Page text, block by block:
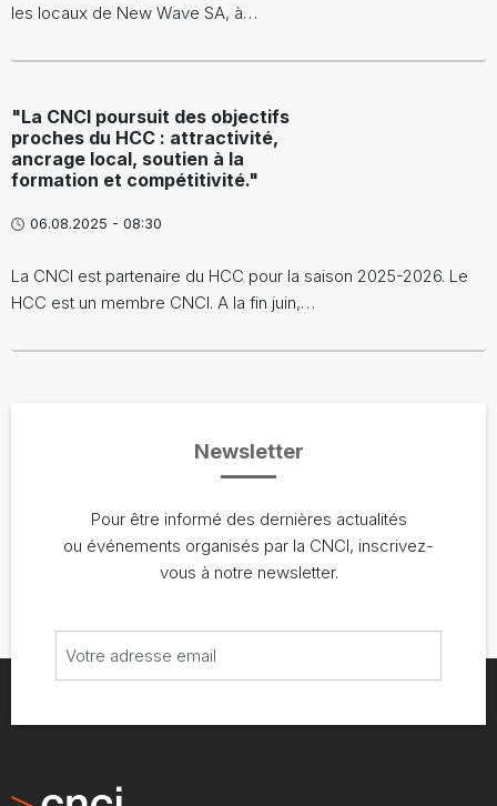
les locaux de New Wave SA, à…
"La CNCI poursuit des objectifs
proches du HCC : attractivité,
ancrage local, soutien à la
formation et compétitivité."
06.08.2025 - 08:30
La CNCI est partenaire du HCC pour la saison 2025-2026. Le
HCC est un membre CNCI. A la fin juin,…
Newsletter
Pour être informé des dernières actualités
ou événements organisés par la CNCI, inscrivez-
vous à notre newsletter.